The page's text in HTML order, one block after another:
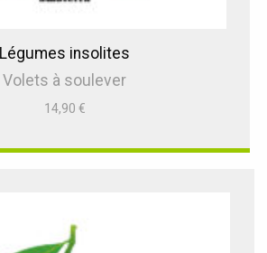
Légumes insolites
Volets à soulever
14,90 €